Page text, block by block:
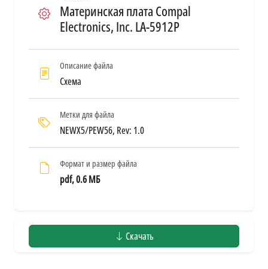
Материнская плата Compal
Electronics, Inc. LA-5912P
Описание файла
Схема
Метки для файла
NEWX5/PEW56, Rev: 1.0
Формат и размер файла
pdf, 0.6 МБ
Скачать